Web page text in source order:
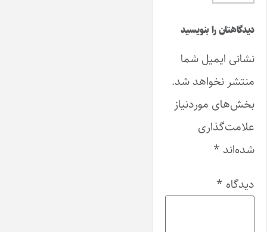
دیدگاهتان را بنویسید
نشانی ایمیل شما
منتشر نخواهد شد.
بخش‌های موردنیاز
علامت‌گذاری
شده‌اند *
دیدگاه *